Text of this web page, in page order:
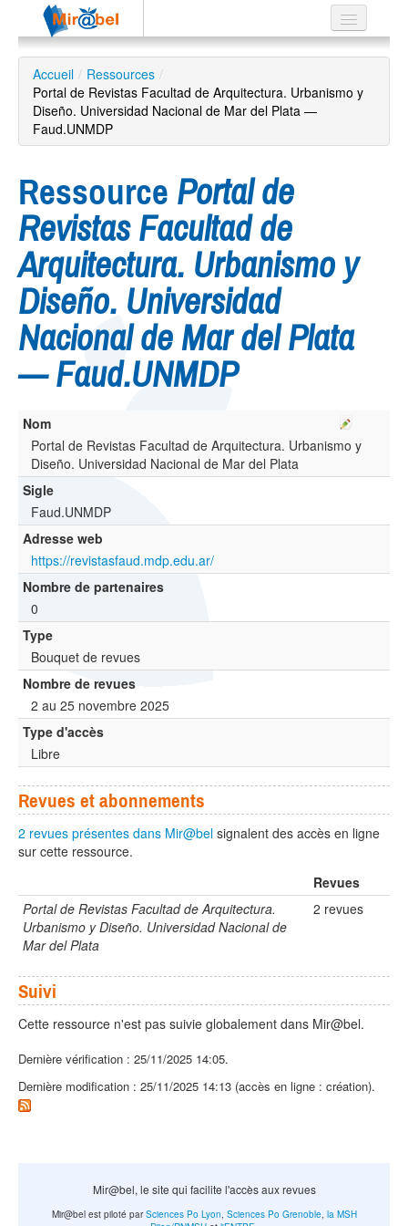
Le réseau
Soutien
Listes
Recherche
avancée
EN
ES
Accueil / Ressources /
Portal de Revistas Facultad de Arquitectura. Urbanismo y
Diseño. Universidad Nacional de Mar del Plata —
Faud.UNMDP
Ressource Portal de
Revistas Facultad de
Arquitectura. Urbanismo y
Diseño. Universidad
Nacional de Mar del Plata
— Faud.UNMDP
Nom
Portal de Revistas Facultad de Arquitectura. Urbanismo y
Diseño. Universidad Nacional de Mar del Plata
Sigle
Faud.UNMDP
Adresse web
https://revistasfaud.mdp.edu.ar/
Nombre de partenaires
0
Type
Bouquet de revues
Nombre de revues
2 au 25 novembre 2025
Type d'accès
Libre
Revues et abonnements
2 revues présentes dans Mir@bel signalent des accès en ligne
sur cette ressource.
Revues
Portal de Revistas Facultad de Arquitectura.
Urbanismo y Diseño. Universidad Nacional de
Mar del Plata
2 revues
Suivi
Cette ressource n'est pas suivie globalement dans Mir@bel.
Dernière vérification : 25/11/2025 14:05.
Dernière modification : 25/11/2025 14:13 (accès en ligne : création).
Mir@bel, le site qui facilite l'accès aux revues
Mir@bel est piloté parSciences Po Lyon, Sciences Po Grenoble, la MSH